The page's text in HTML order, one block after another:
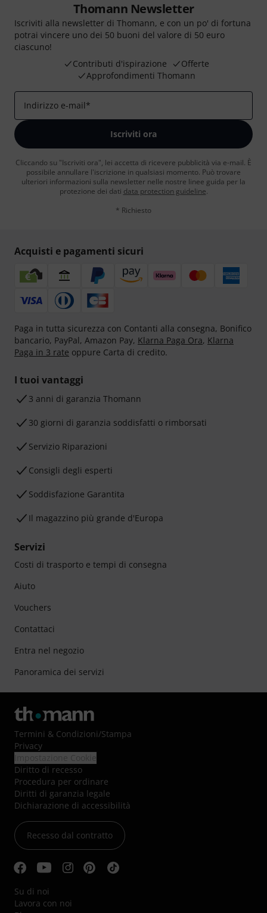
Thomann Newsletter
Iscriviti alla newsletter di Thomann, e con un po' di fortuna
potrai vincere uno dei 50 buoni del valore di 50 euro
ciascuno!
Contributi d'ispirazione
Offerte
Approfondimenti Thomann
Indirizzo e-mail*
Iscriviti ora
Cliccando su "Iscriviti ora", lei accetta di ricevere pubblicità via e-mail. È
possibile annullare l'iscrizione in qualsiasi momento. Può trovare
ulteriori informazioni sulla newsletter nelle nostre linee guida per la
protezione dei dati data protection guideline.
* Richiesto
Acquisti e pagamenti sicuri
Paga in tutta sicurezza con Contanti alla consegna, Bonifico
bancario, PayPal, Amazon Pay, Klarna Paga Ora, Klarna
Paga in 3 rate oppure Carta di credito.
I tuoi vantaggi
3 anni di garanzia Thomann
30 giorni di garanzia soddisfatti o rimborsati
Servizio Riparazioni
Consigli degli esperti
Soddisfazione Garantita
Il magazzino più grande d'Europa
Servizi
Costi di trasporto e tempi di consegna
Aiuto
Vouchers
Contattaci
Entra nel negozio
Panoramica dei servizi
Termini & Condizioni/Stampa
Privacy
Diritto di recesso
Procedura per ordinare
Diritti di garanzia legale
Dichiarazione di accessibilità
Recesso dal contratto
Su di noi
Lavora con noi